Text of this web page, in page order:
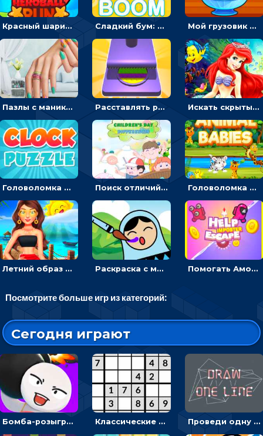
Красный шарик-герой в бегах: прыгать, чтобы избегать препятствий Сладкий бум: тапнуть, чтобы взорвать желейки - головоломка Мой грузовик с мороженным: принимать заказы и готовить десерты
Пазлы с маникюром: собери идеальный рисунок для ногтей Расставлять резиновые кубики, чтобы делать поп-ит - гиперказуальные Искать скрытый алфавит на картинках с мультяшными героями - головоломка для детей
Головоломка с часами для детей: читать время по циферблату Поиск отличий на картинках с детьми - головоломка Головоломка Звери-малыши: открывай карточки по очереди, чтобы найти одинаковые
Летний образ для подруг: переодевать девочек для прогулки Раскраска с матрешками для девочек Помогать Амонг Ас бежать из комнаты через преграды - приключения
Посмотрите больше игр из категорий:
Сегодня играют
Бомба-розыгрыш: передавай и беги – 3D гиперказуалка Классические судоку: реши 30 уровней головоломки Проведи одну линию и повтори фигуру - головоломка